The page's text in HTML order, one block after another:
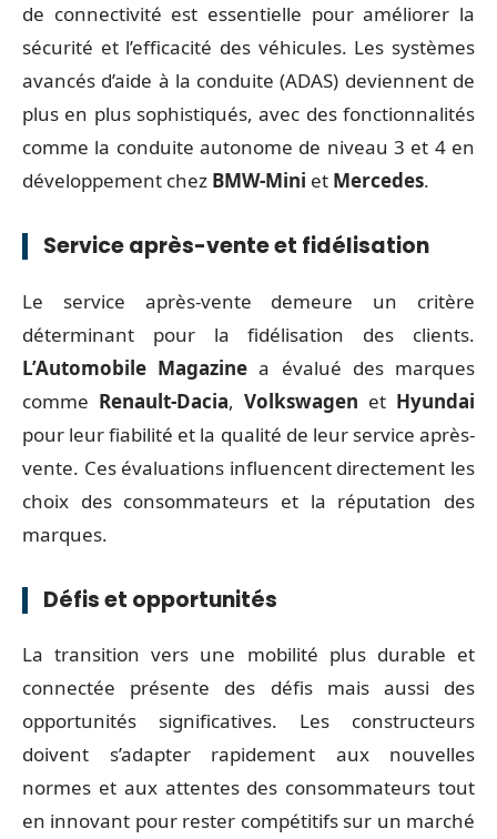
de connectivité est essentielle pour améliorer la
sécurité et l’efficacité des véhicules. Les systèmes
avancés d’aide à la conduite (ADAS) deviennent de
plus en plus sophistiqués, avec des fonctionnalités
comme la conduite autonome de niveau 3 et 4 en
développement chez BMW-Mini et Mercedes.
Service après-vente et fidélisation
Le service après-vente demeure un critère
déterminant pour la fidélisation des clients.
L’Automobile Magazine a évalué des marques
comme Renault-Dacia, Volkswagen et Hyundai
pour leur fiabilité et la qualité de leur service après-
vente. Ces évaluations influencent directement les
choix des consommateurs et la réputation des
marques.
Défis et opportunités
La transition vers une mobilité plus durable et
connectée présente des défis mais aussi des
opportunités significatives. Les constructeurs
doivent s’adapter rapidement aux nouvelles
normes et aux attentes des consommateurs tout
en innovant pour rester compétitifs sur un marché